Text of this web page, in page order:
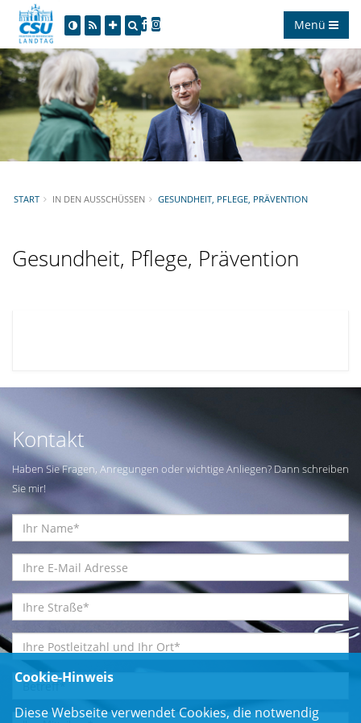
Menü
START IN DEN AUSSCHÜSSEN GESUNDHEIT, PFLEGE, PRÄVENTION
Gesundheit, Pflege, Prävention
Kontakt
Haben Sie Fragen, Anregungen oder wichtige Anliegen? Dann schreiben
Sie mir!
Cookie-Hinweis
Diese Webseite verwendet Cookies, die notwendig